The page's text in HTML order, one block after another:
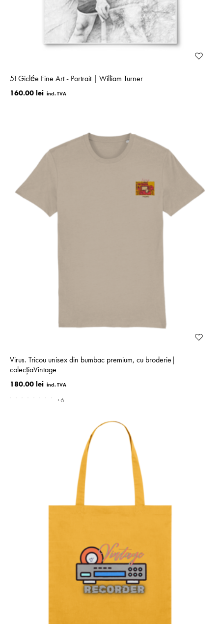
5! Giclée Fine Art - Portrait | William Turner
160.00 lei
Virus. Tricou unisex din bumbac premium, cu broderie|
colecţiaVintage
180.00 lei
+6